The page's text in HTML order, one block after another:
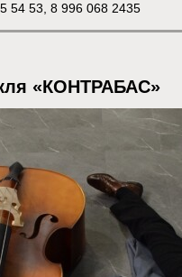
54 53, 8 996 068 2435
«КОНТРАБАС»